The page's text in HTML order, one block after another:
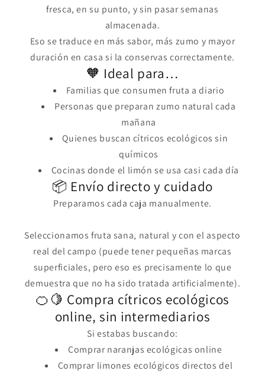
fresca, en su punto, y sin pasar semanas
almacenada.
Eso se traduce en más sabor, más zumo y mayor
duración en casa si la conservas correctamente.
🧡 Ideal para…
Familias que consumen fruta a diario
Personas que preparan zumo natural cada
mañana
Quienes buscan cítricos ecológicos sin
químicos
Cocinas donde el limón se usa casi cada día
📦 Envío directo y cuidado
Preparamos cada caja manualmente.
Seleccionamos fruta sana, natural y con el aspecto
real del campo (puede tener pequeñas marcas
superficiales, pero eso es precisamente lo que
demuestra que no ha sido tratada artificialmente).
🍊🍋 Compra cítricos ecológicos
online, sin intermediarios
Si estabas buscando:
Comprar naranjas ecológicas online
Comprar limones ecológicos directos del